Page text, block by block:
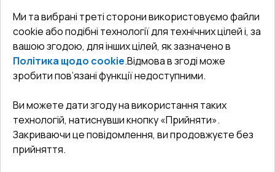
Блог
Адреса гіпермаркета
Як правильно заміряти вікна
Доставка і Оплата
Гарантія та Сервіс
Повернення товару
Договір публічної оферти
КОНТАКТИ
Офіс:Україна, м. Вінниця, вул. Келецька 60 кв. 61
undefined(undefined)
Ми та вибрані треті сторони використовуємо файли
cookie або подібні технології для технічних цілей і, за
вашою згодою, для інших цілей, як зазначено в
Політика щодо cookie.Відмова в згоді може
зробити пов’язані функції недоступними.
Ви можете дати згоду на використання таких
технологій, натиснувши кнопку «Прийняти».
Закриваючи це повідомлення, ви продовжуєте без
прийняття.